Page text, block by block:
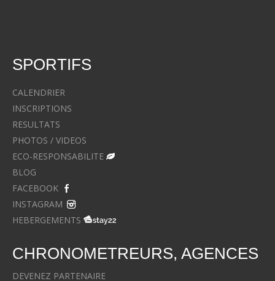
SPORTIFS
CALENDRIER
INSCRIPTIONS
RESULTATS
PHOTOS / VIDEOS
ECO-RESPONSABILITE
BLOG
FACEBOOK
INSTAGRAM
HEBERGEMENTS
CHRONOMETREURS, AGENCES
DEVENEZ PARTENAIRE